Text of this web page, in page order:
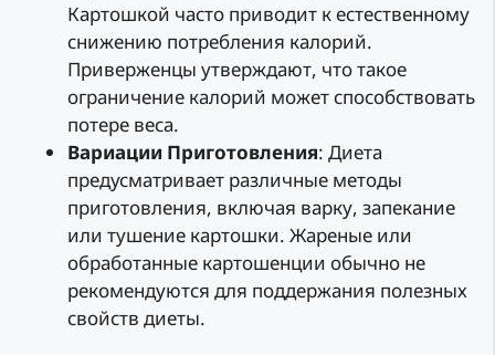
Картошкой часто приводит к естественному
снижению потребления калорий.
Приверженцы утверждают, что такое
ограничение калорий может способствовать
потере веса.
Вариации Приготовления: Диета
предусматривает различные методы
приготовления, включая варку, запекание
или тушение картошки. Жареные или
обработанные картошенции обычно не
рекомендуются для поддержания полезных
свойств диеты.